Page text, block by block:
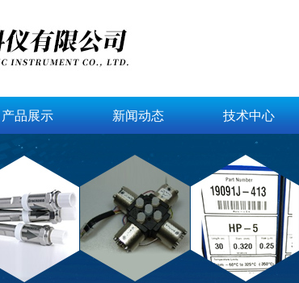
产品展示 新闻动态 技术中心